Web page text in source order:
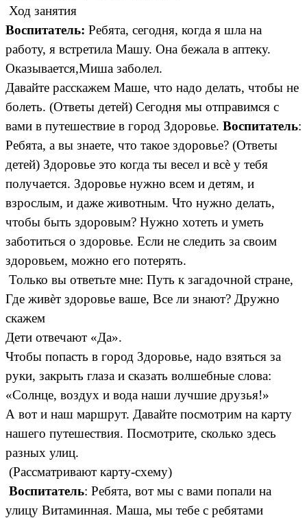
Ход занятия
Воспитатель: Ребята, сегодня, когда я шла на
работу, я встретила Машу. Она бежала в аптеку.
Оказывается,Миша заболел.
Давайте расскажем Маше, что надо делать, чтобы не
болеть. (Ответы детей) Сегодня мы отправимся с
вами в путешествие в город Здоровье. Воспитатель:
Ребята, а вы знаете, что такое здоровье? (Ответы
детей) Здоровье это когда ты весел и всѐ у тебя
получается. Здоровье нужно всем и детям, и
взрослым, и даже животным. Что нужно делать,
чтобы быть здоровым? Нужно хотеть и уметь
заботиться о здоровье. Если не следить за своим
здоровьем, можно его потерять.
Только вы ответьте мне: Путь к загадочной стране,
Где живѐт здоровье ваше, Все ли знают? Дружно
скажем
Дети отвечают «Да».
Чтобы попасть в город Здоровье, надо взяться за
руки, закрыть глаза и сказать волшебные слова:
«Солнце, воздух и вода наши лучшие друзья!»
А вот и наш маршрут. Давайте посмотрим на карту
нашего путешествия. Посмотрите, сколько здесь
разных улиц.
(Рассматривают карту-схему)
Воспитатель: Ребята, вот мы с вами попали на
улицу Витаминная. Маша, мы тебе с ребятами